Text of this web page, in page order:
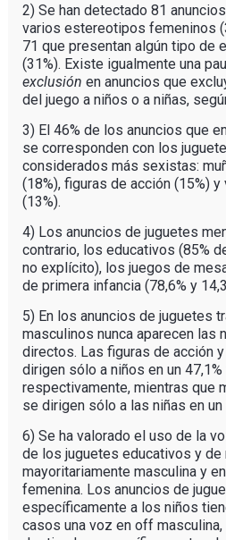
2) Se han detectado 81
varios estereotipos femeninos
71 que presentan algún tipo de
(31%). Existe igualmente una
exclusión en anuncios que
del juego a niños o a niñas,
3) El 46% de los anuncios que
se corresponden con los
considerados más sexistas:
(18%), figuras de acción (15%)
(13%).
4) Los anuncios de juguetes
contrario, los educativos (85%
no explícito), los juegos de
de primera infancia (78,6% y
5) En los anuncios de juguetes
masculinos nunca aparecen las
directos. Las figuras de acción
dirigen sólo a niños en un
respectivamente, mientras que
se dirigen sólo a las niñas en
6) Se ha valorado el uso de la
de los juguetes educativos y de
mayoritariamente masculina y
femenina. Los anuncios de
específicamente a los niños
casos una voz en off